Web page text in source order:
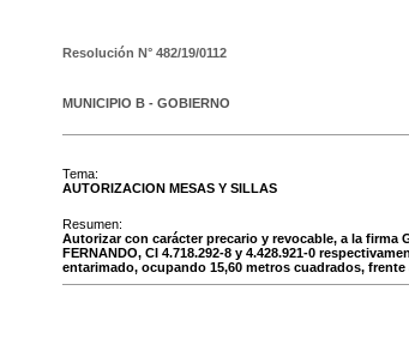
Resolución N° 482/19/0112
MUNICIPIO B - GOBIERNO
Tema:
AUTORIZACION MESAS Y SILLAS
Resumen:
Autorizar con carácter precario y revocable, a la firma
FERNANDO, CI 4.718.292-8 y 4.428.921-0
entarimado, ocupando 15,60 metros cuadrados,